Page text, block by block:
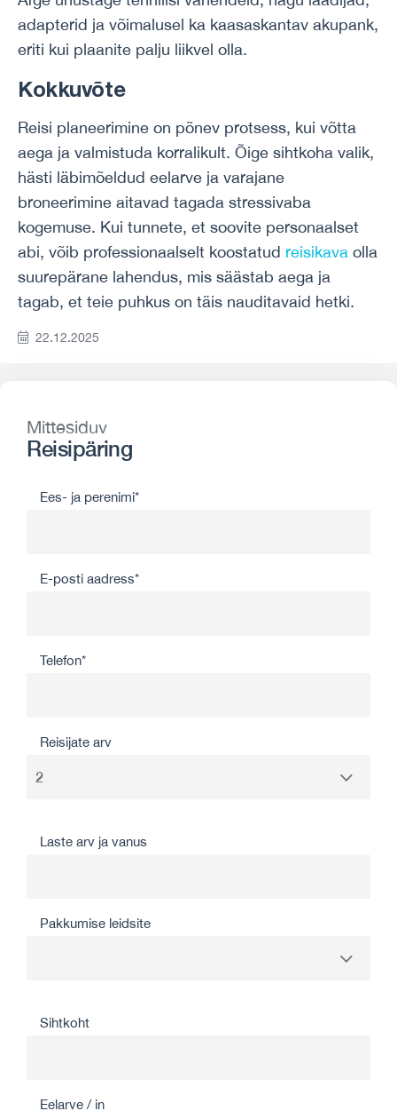
adapterid ja võimalusel ka kaasaskantav akupank,
eriti kui plaanite palju liikvel olla.
Kokkuvõte
Reisi planeerimine on põnev protsess, kui võtta
aega ja valmistuda korralikult. Õige sihtkoha valik,
hästi läbimõeldud eelarve ja varajane
broneerimine aitavad tagada stressivaba
kogemuse. Kui tunnete, et soovite personaalset
abi, võib professionaalselt koostatud reisikava olla
suurepärane lahendus, mis säästab aega ja
tagab, et teie puhkus on täis nauditavaid hetki.
22.12.2025
Mittesiduv
Reisipäring
Ees- ja perenimi*
E-posti aadress*
Telefon*
Reisijate arv
Laste arv ja vanus
Pakkumise leidsite
Sihtkoht
Eelarve / in